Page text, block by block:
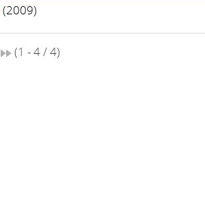
(2009)
(1 - 4 / 4)